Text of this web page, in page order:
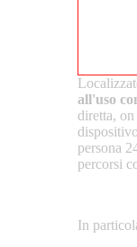
all'uso
diretta,
persona
percorsi
In